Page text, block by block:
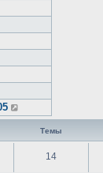
Темы
14